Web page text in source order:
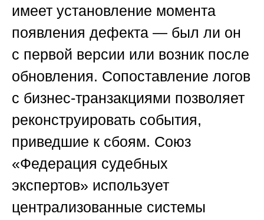
имеет установление момента
появления дефекта — был ли он
с первой версии или возник после
обновления. Сопоставление логов
с бизнес-транзакциями позволяет
реконструировать события,
приведшие к сбоям. Союз
«Федерация судебных
экспертов» использует
централизованные системы